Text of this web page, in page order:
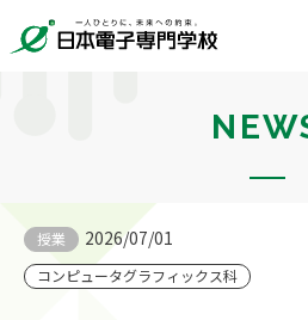
授業 2026/07/01
コンピュータグラフィックス科